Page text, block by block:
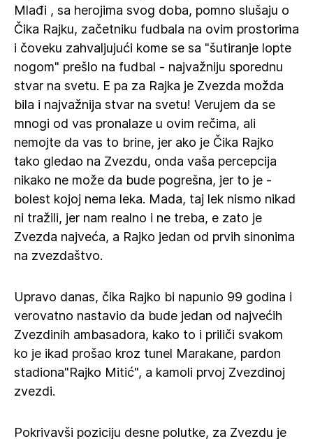
Mlađi , sa herojima svog doba, pomno slušaju o
Čika Rajku, začetniku fudbala na ovim prostorima
i čoveku zahvaljujući kome se sa "šutiranje lopte
nogom" prešlo na fudbal - najvažniju sporednu
stvar na svetu. E pa za Rajka je Zvezda možda
bila i najvažnija stvar na svetu! Verujem da se
mnogi od vas pronalaze u ovim rečima, ali
nemojte da vas to brine, jer ako je Čika Rajko
tako gledao na Zvezdu, onda vaša percepcija
nikako ne može da bude pogrešna, jer to je -
bolest kojoj nema leka. Mada, taj lek nismo nikad
ni tražili, jer nam realno i ne treba, e zato je
Zvezda najveća, a Rajko jedan od prvih sinonima
na zvezdaštvo.
Upravo danas, čika Rajko bi napunio 99 godina i
verovatno nastavio da bude jedan od najvećih
Zvezdinih ambasadora, kako to i priliči svakom
ko je ikad prošao kroz tunel Marakane, pardon
stadiona"Rajko Mitić", a kamoli prvoj Zvezdinoj
zvezdi.
Pokrivavši poziciju desne polutke, za Zvezdu je